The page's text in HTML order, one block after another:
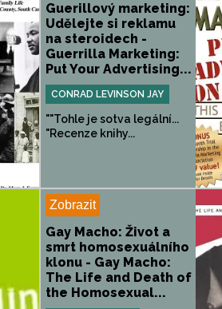
Guerillový marketing:
Udělejte si reklamu
na steroidech -
Guerrilla Marketing:
Put Your Advertising...
CONRAD LEVINSON JAY
""Tohle je sotva legální...
"Recenze knihy...
Zobrazit
Gay Macho: Život a
smrt homosexuálního
klonu - Gay Macho:
The Life and Death of
the Homosexual...